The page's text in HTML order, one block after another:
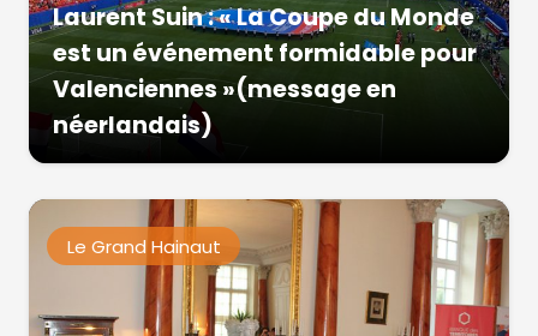
Laurent Suin : « La Coupe du Monde
est un événement formidable pour
Valenciennes »(message en
néerlandais)
Le Grand Hainaut